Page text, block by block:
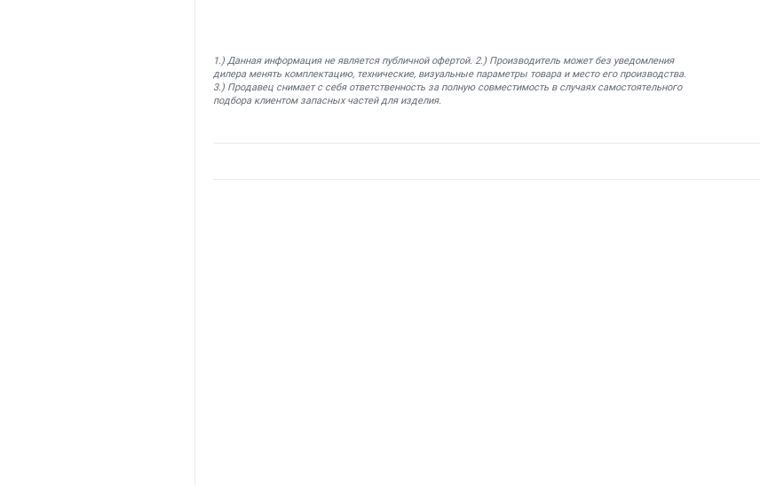
1.) Данная информация не является публичной офертой. 2.) Производитель может без уведомления
дилера менять комплектацию, технические, визуальные параметры товара и место его производства.
3.) Продавец снимает с себя ответственность за полную совместимость в случаях самостоятельного
подбора клиентом запасных частей для изделия.